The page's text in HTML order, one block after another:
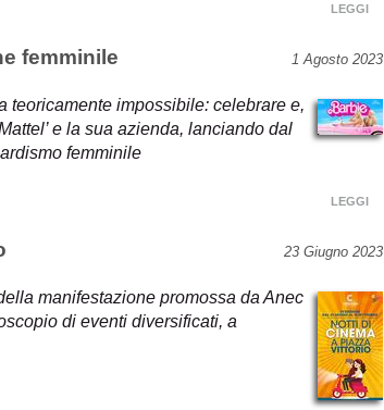
LEGGI
femminile 1 Agosto 2023
teoricamente impossibile: celebrare e,
e la sua azienda, lanciando dal
femminile
LEGGI
23 Giugno 2023
manifestazione promossa da Anec
di eventi diversificati, a